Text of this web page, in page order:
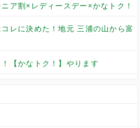
ニア割×レディースデー×かなトク！
レに決めた！地元 三浦の山から富
【かなトク！】やります